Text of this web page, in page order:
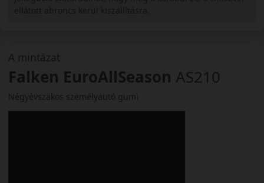
A mintázat
Falken EuroAllSeason AS210
Négyévszakos személyautó gumi